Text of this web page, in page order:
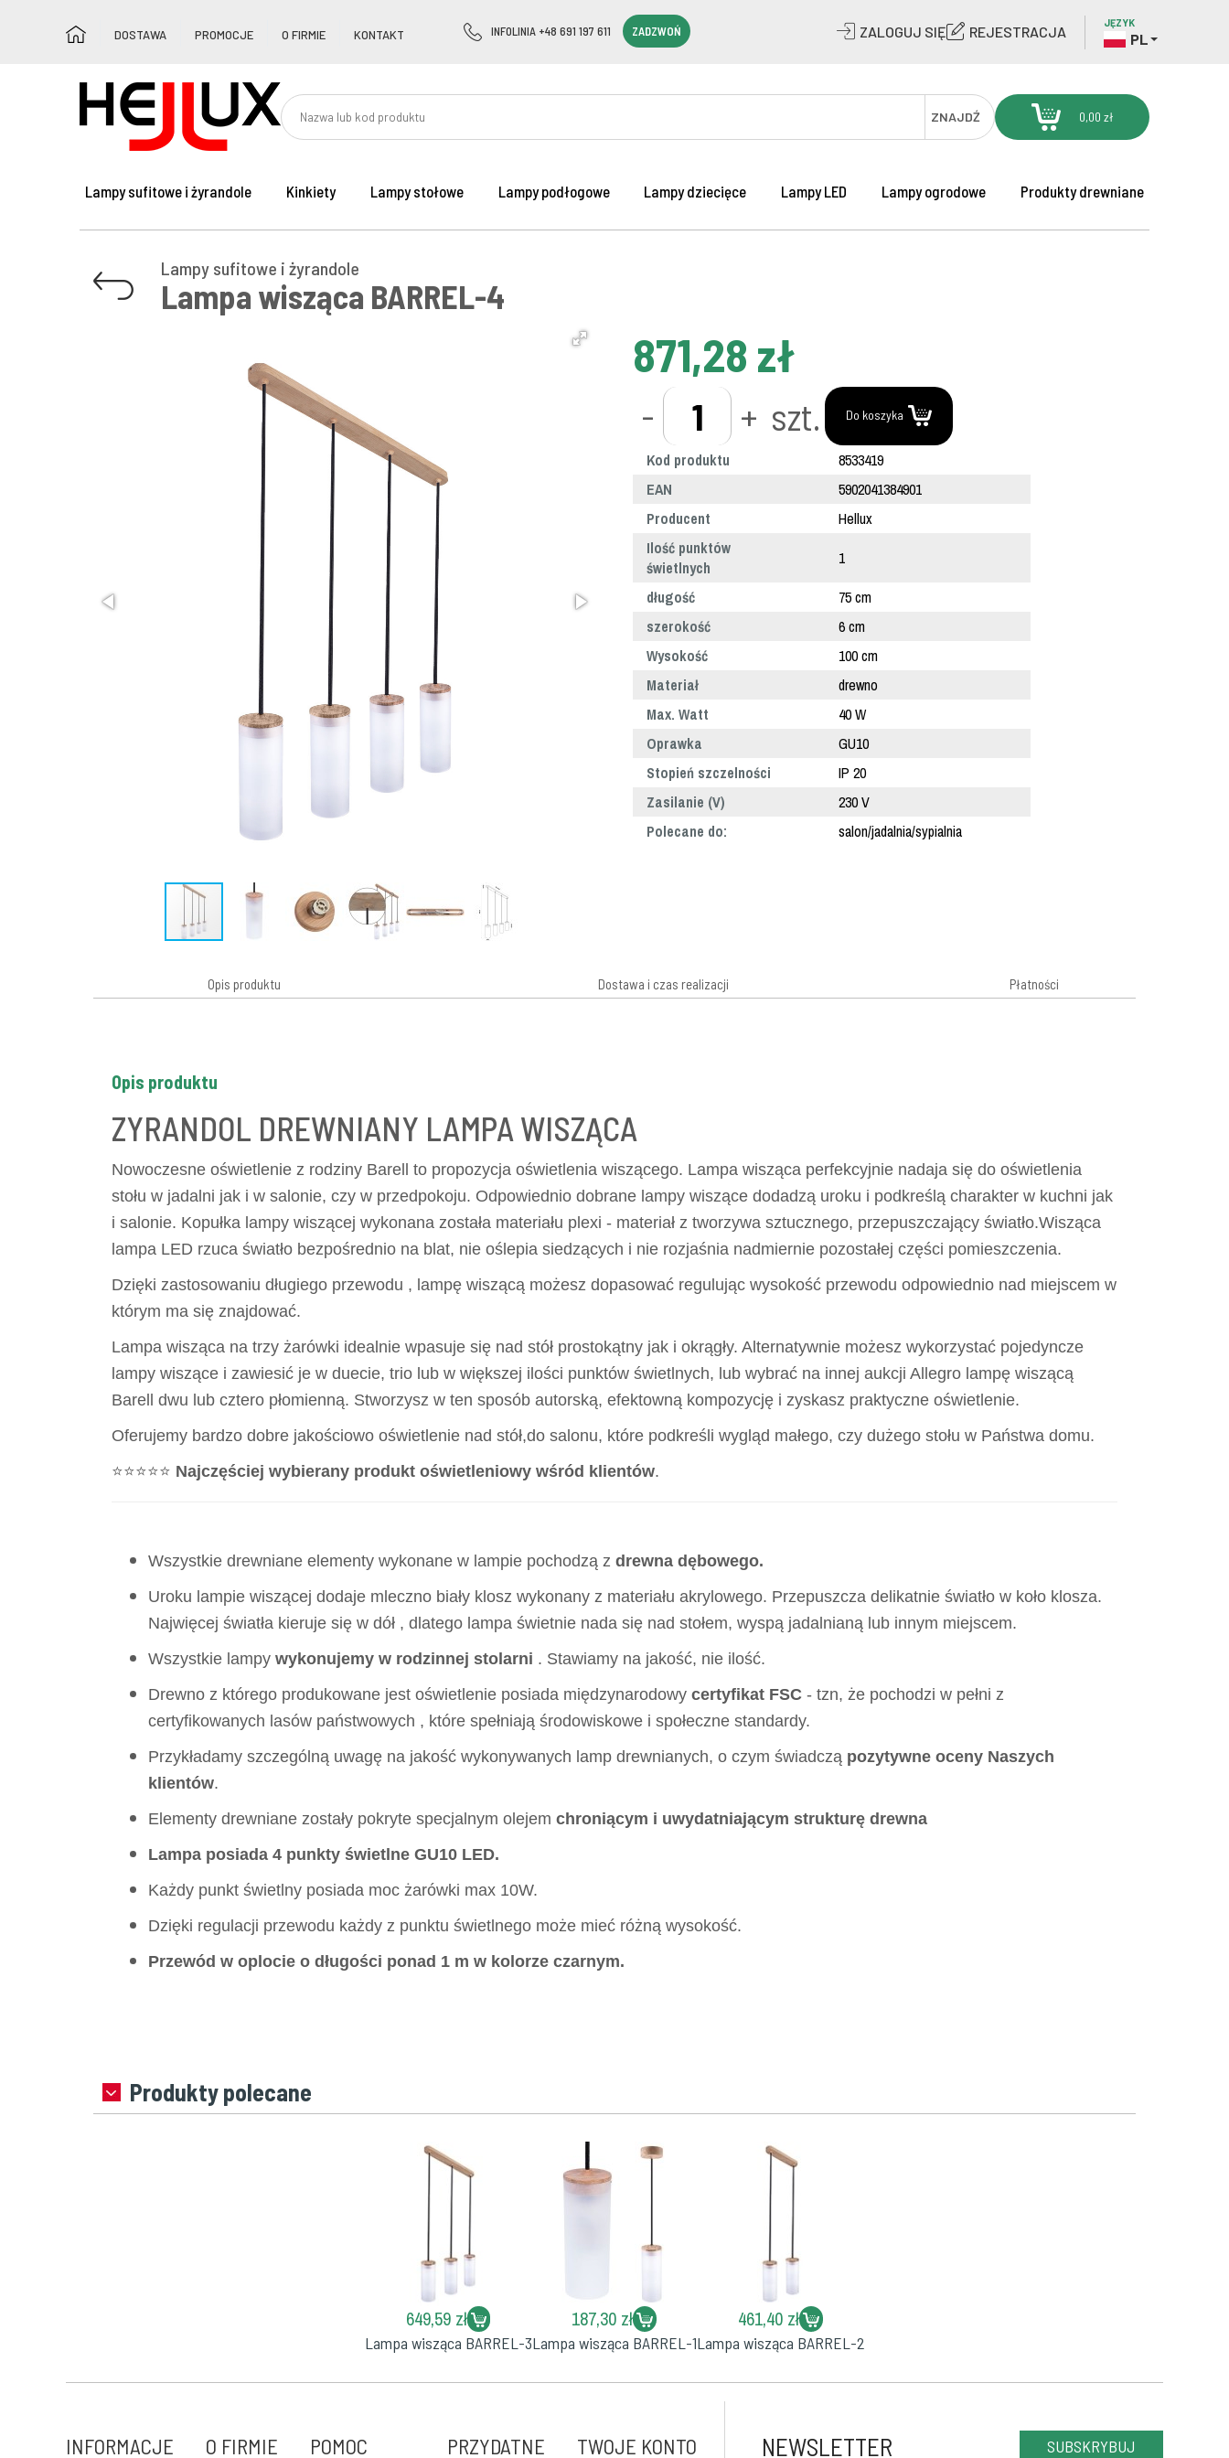
DOSTAWA PROMOCJE O FIRMIE KONTAKT INFOLINIA +48 691 197 611 ZADZWOŃ ZALOGUJ SIĘ REJESTRACJA
JĘZYK
PL
ZNAJDŹ 0,00 zł
Lampy sufitowe i żyrandole Kinkiety Lampy stołowe Lampy podłogowe Lampy dziecięce Lampy LED Lampy ogrodowe Produkty drewniane
Lampy sufitowe i żyrandole
Lampa wisząca BARREL-4
871,28 zł
- + szt. Do koszyka
Kod produktu
8533419
EAN
5902041384901
Producent
Hellux
Ilość punktów
świetlnych
1
długość
75 cm
szerokość
6 cm
Wysokość
100 cm
Materiał
drewno
Max. Watt
40 W
Oprawka
GU10
Stopień szczelności
IP 20
Zasilanie (V)
230 V
Polecane do:
salon/jadalnia/sypialnia
Opis produktu Dostawa i czas realizacji Płatności
Opis produktu
ZYRANDOL DREWNIANY LAMPA WISZĄCA
Nowoczesne oświetlenie z rodziny Barell to propozycja oświetlenia wiszącego. Lampa wisząca perfekcyjnie nadaja się do oświetlenia
stołu w jadalni jak i w salonie, czy w przedpokoju. Odpowiednio dobrane lampy wiszące dodadzą uroku i podkreślą charakter w kuchni jak
i salonie. Kopułka lampy wiszącej wykonana została materiału plexi - materiał z tworzywa sztucznego, przepuszczający światło.Wisząca
lampa LED rzuca światło bezpośrednio na blat, nie oślepia siedzących i nie rozjaśnia nadmiernie pozostałej części pomieszczenia.
Dzięki zastosowaniu długiego przewodu , lampę wiszącą możesz dopasować regulując wysokość przewodu odpowiednio nad miejscem w
którym ma się znajdować.
Lampa wisząca na trzy żarówki idealnie wpasuje się nad stół prostokątny jak i okrągły. Alternatywnie możesz wykorzystać pojedyncze
lampy wiszące i zawiesić je w duecie, trio lub w większej ilości punktów świetlnych, lub wybrać na innej aukcji Allegro lampę wiszącą
Barell dwu lub cztero płomienną. Stworzysz w ten sposób autorską, efektowną kompozycję i zyskasz praktyczne oświetlenie.
Oferujemy bardzo dobre jakościowo oświetlenie nad stół,do salonu, które podkreśli wygląd małego, czy dużego stołu w Państwa domu.
⭐⭐⭐⭐⭐ Najczęściej wybierany produkt oświetleniowy wśród klientów.
Wszystkie drewniane elementy wykonane w lampie pochodzą z drewna dębowego.
Uroku lampie wiszącej dodaje mleczno biały klosz wykonany z materiału akrylowego. Przepuszcza delikatnie światło w koło klosza.
Najwięcej światła kieruje się w dół , dlatego lampa świetnie nada się nad stołem, wyspą jadalnianą lub innym miejscem.
Wszystkie lampy wykonujemy w rodzinnej stolarni . Stawiamy na jakość, nie ilość.
Drewno z którego produkowane jest oświetlenie posiada międzynarodowy certyfikat FSC - tzn, że pochodzi w pełni z
certyfikowanych lasów państwowych , które spełniają środowiskowe i społeczne standardy.
Przykładamy szczególną uwagę na jakość wykonywanych lamp drewnianych, o czym świadczą pozytywne oceny Naszych
klientów.
Elementy drewniane zostały pokryte specjalnym olejem chroniącym i uwydatniającym strukturę drewna
Lampa posiada 4 punkty świetlne GU10 LED.
Każdy punkt świetlny posiada moc żarówki max 10W.
Dzięki regulacji przewodu każdy z punktu świetlnego może mieć różną wysokość.
Przewód w oplocie o długości ponad 1 m w kolorze czarnym.
Produkty polecane
649,59 zł
Lampa wisząca BARREL-3
187,30 zł
Lampa wisząca BARREL-1
461,40 zł
Lampa wisząca BARREL-2
INFORMACJE O FIRMIE POMOC PRZYDATNE TWOJE KONTO NEWSLETTER SUBSKRYBUJ